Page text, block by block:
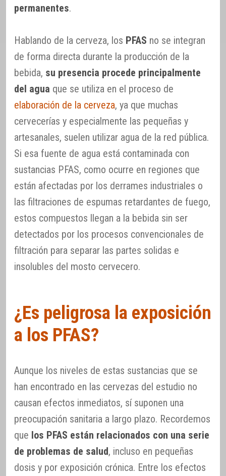
permanentes.
Hablando de la cerveza, los PFAS no se integran
de forma directa durante la producción de la
bebida, su presencia procede principalmente
del agua que se utiliza en el proceso de
elaboración de la cerveza, ya que muchas
cervecerías y especialmente las pequeñas y
artesanales, suelen utilizar agua de la red pública.
Si esa fuente de agua está contaminada con
sustancias PFAS, como ocurre en regiones que
están afectadas por los derrames industriales o
las filtraciones de espumas retardantes de fuego,
estos compuestos llegan a la bebida sin ser
detectados por los procesos convencionales de
filtración para separar las partes solidas e
insolubles del mosto cervecero.
¿Es peligrosa la exposición
a los PFAS?
Aunque los niveles de estas sustancias que se
han encontrado en las cervezas del estudio no
causan efectos inmediatos, sí suponen una
preocupación sanitaria a largo plazo. Recordemos
que los PFAS están relacionados con una serie
de problemas de salud, incluso en pequeñas
dosis y por exposición crónica. Entre los efectos